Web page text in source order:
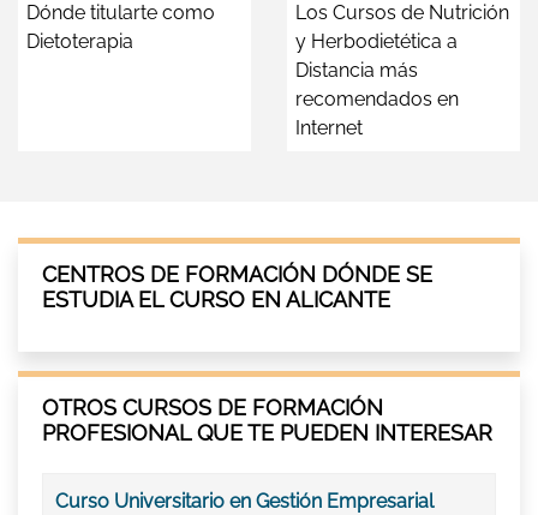
Dónde titularte como
Dietoterapia
Los Cursos de Nutrición
y Herbodietética a
Distancia más
recomendados en
Internet
CENTROS DE FORMACIÓN DÓNDE SE
ESTUDIA EL CURSO EN ALICANTE
OTROS CURSOS DE FORMACIÓN
PROFESIONAL QUE TE PUEDEN INTERESAR
Curso Universitario en Gestión Empresarial